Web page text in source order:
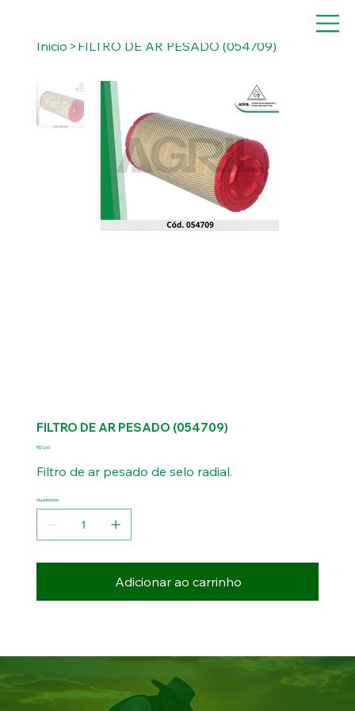
Inicio > FILTRO DE AR PESADO (054709)
FILTRO DE AR PESADO (054709)
Preço
R$ 0,00
Filtro de ar pesado de selo radial.
Quantidade
Adicionar ao carrinho